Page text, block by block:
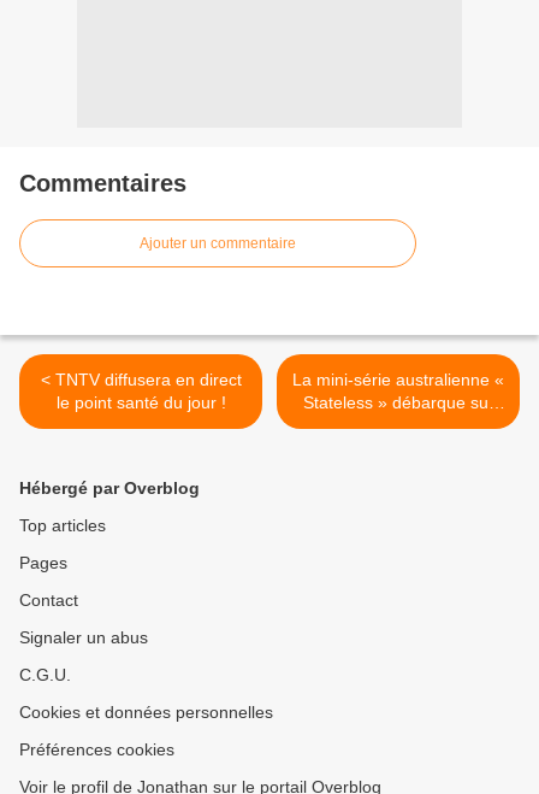
Commentaires
Ajouter un commentaire
< TNTV diffusera en direct
le point santé du jour !
La mini-série australienne «
Stateless » débarque sur
La 1ère ! >
Hébergé par Overblog
Top articles
Pages
Contact
Signaler un abus
C.G.U.
Cookies et données personnelles
Préférences cookies
Voir le profil de Jonathan sur le portail Overblog